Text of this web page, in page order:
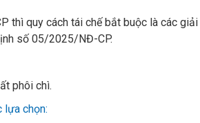
quy cách tái chế bắt buộc là các
số 05/2025/NĐ-CP.
phôi chì.
lựa chọn: